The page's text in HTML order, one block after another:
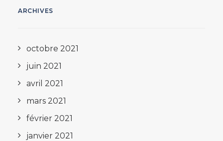
ARCHIVES
octobre 2021
juin 2021
avril 2021
mars 2021
février 2021
janvier 2021